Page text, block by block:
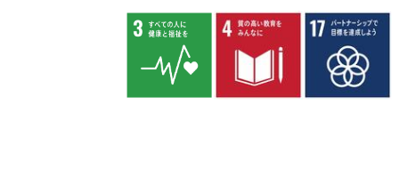
商工・労働 新産業